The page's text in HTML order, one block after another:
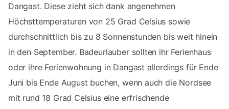
Dangast. Diese zieht sich dank angenehmen
Höchsttemperaturen von 25 Grad Celsius sowie
durchschnittlich bis zu 8 Sonnenstunden bis weit hinein
in den September. Badeurlauber sollten ihr Ferienhaus
oder ihre Ferienwohnung in Dangast allerdings für Ende
Juni bis Ende August buchen, wenn auch die Nordsee
mit rund 18 Grad Celsius eine erfrischende